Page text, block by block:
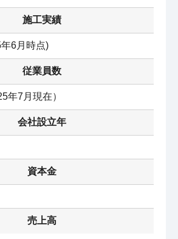
施工実績
6月時点)
従業員数
年7月現在）
会社設立年
資本金
売上高